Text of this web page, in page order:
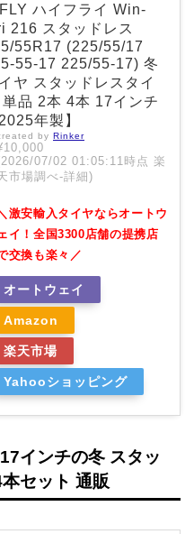
ハイフライ Win-
216 スタッドレス
55R17 (225/55/17
55-17 225/55-17) 冬
ヤ スタッドレスタイ
単品 2本 4本 17インチ
2025年製】
by Rinker
07/02 01:05:11時点 楽
市場調べ-詳細)
激安輸入タイヤならオートウ
イ！全国3300店舗の提携店
交換も楽々／
オートウェイ
Amazon
楽天市場
Yahooショッピング
インチの冬 スタッ
セット 通販